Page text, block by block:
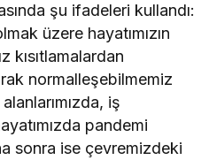
şu ifadeleri kullandı:
üzere hayatımızın
kısıtlamalardan
normalleşebilmemiz
iş
pandemi
sonra ise çevremizdeki